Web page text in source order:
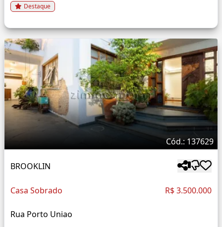
Destaque
Cód.: 137629
BROOKLIN
Casa Sobrado R$ 3.500.000
Rua Porto Uniao